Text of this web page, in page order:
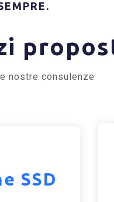
nostre consulenze
SSD